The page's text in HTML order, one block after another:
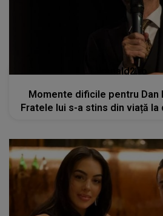
kanald2.ro
Momente dificile pentru Dan
Fratele lui s-a stins din viață la